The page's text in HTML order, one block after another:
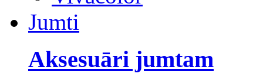
Jumti
Aksesuāri jumtam